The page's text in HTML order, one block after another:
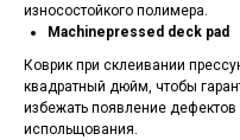
износостойкого полимера.
Machinepressed deck pad
Коврик при склеивании
квадратный дюйм, чтобы
избежать появление
испольщования.